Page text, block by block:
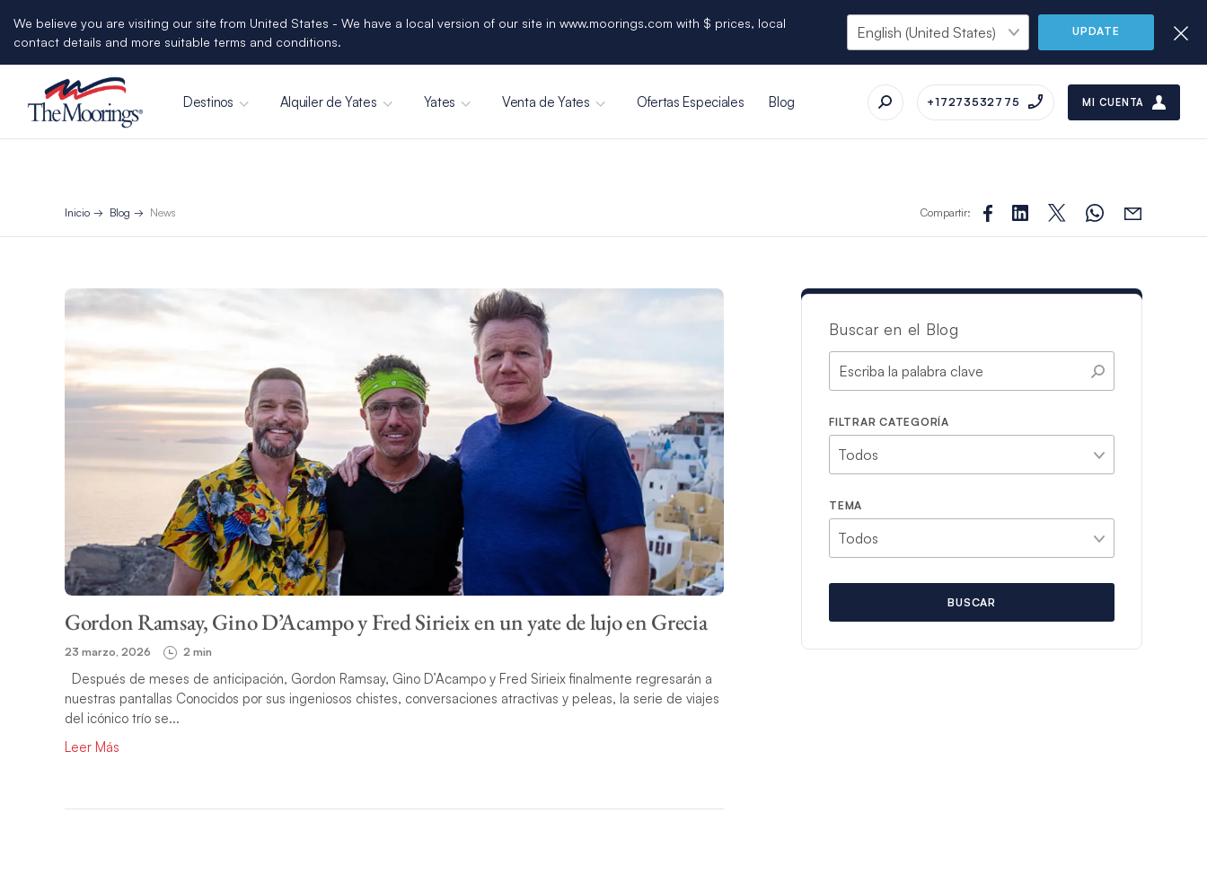
We believe you are visiting our site from United States - We have a local version of our site in www.moorings.com with $ prices, local
contact details and more suitable terms and conditions.
UPDATE
Destinos Alquiler de Yates Yates Venta de Yates Ofertas Especiales Blog +17273532775 MI CUENTA
Inicio Blog News Compartir:
Gordon Ramsay, Gino D’Acampo y Fred Sirieix en un yate de lujo en Grecia
23 marzo, 2026 2 min
Después de meses de anticipación, Gordon Ramsay, Gino D’Acampo y Fred Sirieix finalmente regresarán a
nuestras pantallas Conocidos por sus ingeniosos chistes, conversaciones atractivas y peleas, la serie de viajes
del icónico trío se...
Leer Más
Buscar en el Blog
FILTRAR CATEGORÍA
TEMA
BUSCAR